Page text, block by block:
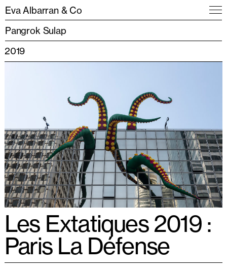
Eva Albarran & Co
Pangrok Sulap
2019
Les Extatiques 2019 :
Paris La Défense